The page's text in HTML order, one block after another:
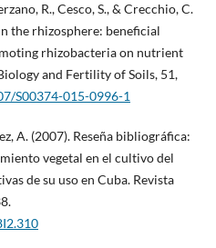
R., Cesco, S., & Crecchio, C.
the rhizosphere: beneficial
rhizobacteria on nutrient
and Fertility of Soils, 51,
S00374-015-0996-1
A. (2007). Reseña bibliográfica:
vegetal en el cultivo del
de su uso en Cuba. Revista